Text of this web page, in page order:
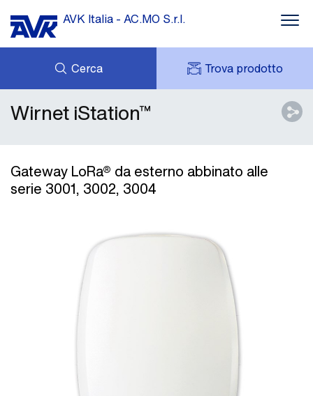
AVK Italia - AC.MO S.r.l.
Cerca Trova prodotto
DOWNLOADS
CONTATTI
RETE VENDITA
Wirnet iStation™
Gateway LoRa® da esterno abbinato alle
serie 3001, 3002, 3004